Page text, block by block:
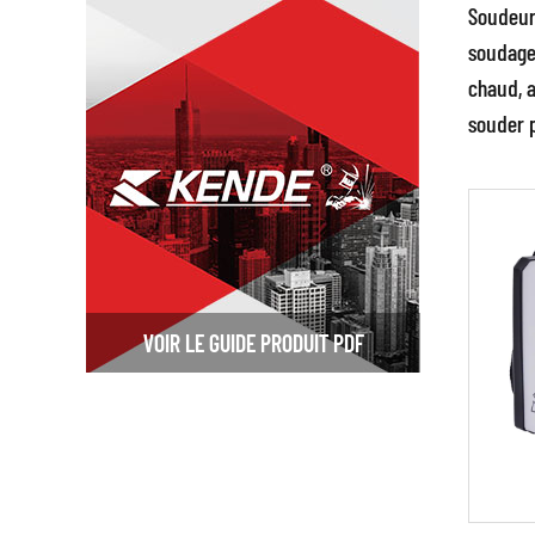
VOIR LE GUIDE PRODUIT PDF
et
raison
La
chaud,
souder